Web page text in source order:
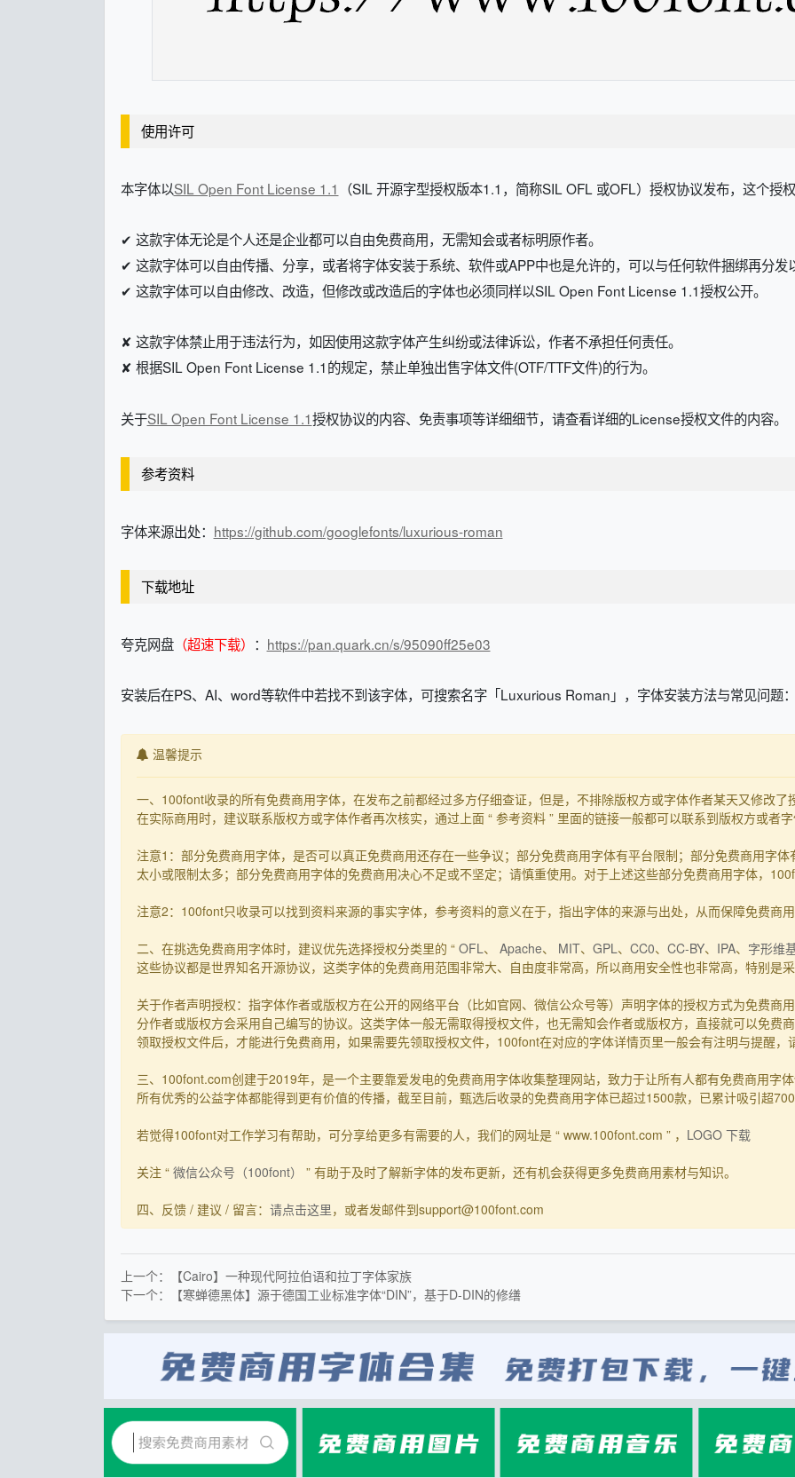
使用许可
本字体以SIL Open Font License 1.1 （SIL 开源字型授权版本1.1，简称SIL OFL 或OFL）授权协议发布，这个授
✔ 这款字体无论是个人还是企业都可以自由免费商用，无需知会或者标明原作者。
✔ 这款字体可以自由传播、分享，或者将字体安装于系统、软件或APP中也是允许的，可以与任何软件捆绑再分发
✔ 这款字体可以自由修改、改造，但修改或改造后的字体也必须同样以SIL Open Font License 1.1授权公开。
✘ 这款字体禁止用于违法行为，如因使用这款字体产生纠纷或法律诉讼，作者不承担任何责任。
✘ 根据SIL Open Font License 1.1的规定，禁止单独出售字体文件(OTF/TTF文件)的行为。
关于SIL Open Font License 1.1授权协议的内容、免责事项等详细细节，请查看详细的License授权文件的内容。
参考资料
字体来源出处： https://github.com/googlefonts/luxurious-roman
下载地址
夸克网盘（超速下载） ： https://pan.quark.cn/s/95090ff25e03
安装后在PS、AI、word等软件中若找不到该字体，可搜索名字「Luxurious Roman」，字体安装方法与常见问题
温馨提示
一、100font收录的所有免费商用字体，在发布之前都经过多方仔细查证，但是，不排除版权方或字体作者某天又修改
在实际商用时，建议联系版权方或字体作者再次核实，通过上面 “ 参考资料 ” 里面的链接一般都可以联系到版权方或者
注意1：部分免费商用字体，是否可以真正免费商用还存在一些争议；部分免费商用字体有平台限制；部分免费商用字
太小或限制太多；部分免费商用字体的免费商用决心不足或不坚定；请慎重使用。对于上述这些部分免费商用字体，
注意2：100font只收录可以找到资料来源的事实字体，参考资料的意义在于，指出字体的来源与出处，从而保障免费商
二、在挑选免费商用字体时，建议优先选择授权分类里的 “ OFL 、 Apache、 MIT、 GPL 、 CC0、 CC-BY、 IPA、 字形维
这些协议都是世界知名开源协议，这类字体的免费商用范围非常大、自由度非常高，所以商用安全性也非常高，特别是
关于作者声明授权：指字体作者或版权方在公开的网络平台（比如官网、微信公众号等）声明字体的授权方式为免费商
分作者或版权方会采用自己编写的协议。这类字体一般无需取得授权文件，也无需知会作者或版权方，直接就可以免费
领取授权文件后，才能进行免费商用，如果需要先领取授权文件，100font在对应的字体详情页里一般会有注明与提醒，
三、100font.com创建于2019年，是一个主要靠爱发电的免费商用字体收集整理网站，致力于让所有人都有免费商用字
所有优秀的公益字体都能得到更有价值的传播，截至目前，甄选后收录的免费商用字体已超过1500款，已累计吸引超
若觉得100font对工作学习有帮助，可分享给更多有需要的人，我们的网址是 “ www.100font.com ” ， LOGO 下载
关注 “ 微信公众号（100font） ” 有助于及时了解新字体的发布更新，还有机会获得更多免费商用素材与知识。
四、反馈 / 建议 / 留言： 请点击这里，或者发邮件到support@100font.com
上一个：【Cairo】一种现代阿拉伯语和拉丁字体家族
下一个：【寒蝉德黑体】源于德国工业标准字体“DIN”，基于D-DIN的修缮